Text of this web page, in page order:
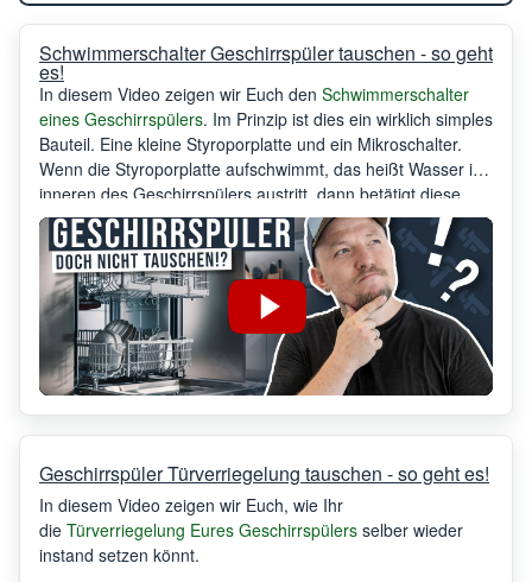
Schwimmerschalter Geschirrspüler tauschen - so geht
es!
In diesem Video zeigen wir Euch den Schwimmerschalter
eines Geschirrspülers. Im Prinzip ist dies ein wirklich simples
Bauteil. Eine kleine Styroporplatte und ein Mikroschalter.
Wenn die Styroporplatte aufschwimmt, das heißt Wasser im
inneren des Geschirrspülers austritt, dann betätigt diese
Platte den kleinen Mikroschalter.
Geschirrspüler Türverriegelung tauschen - so geht es!
In diesem Video zeigen wir Euch, wie Ihr
die Türverriegelung Eures Geschirrspülers selber wieder
instand setzen könnt.